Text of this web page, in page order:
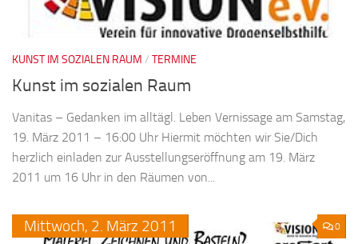
KUNST IM SOZIALEN RAUM / TERMINE
Kunst im sozialen Raum
Vanitas – Gedanken im alltägl. Leben Vernissage am Samstag,
19. März 2011 – 16:00 Uhr Hiermit möchten wir Sie/Dich
herzlich einladen zur Ausstellungseröffnung am 19. März
2011 um 16 Uhr in den Räumen von...
0
Mittwoch, 2. März 2011